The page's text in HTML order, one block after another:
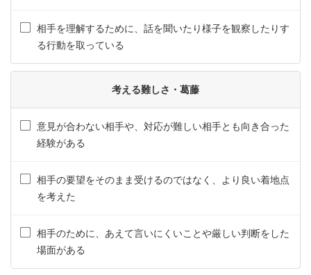
相手を理解するために、話を聞いたり様子を観察したりす
る行動を取っている
考える難しさ・葛藤
意見が合わない相手や、対応が難しい相手とも向き合った
経験がある
相手の要望をそのまま受けるのではなく、より良い着地点
を考えた
相手のために、あえて言いにくいことや厳しい判断をした
場面がある